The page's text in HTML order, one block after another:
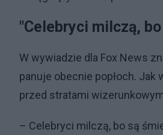
"Celebryci milczą,
W wywiadzie dla Fox News
panuje obecnie popłoch. Jak
przed stratami
– Celebryci milczą, bo są